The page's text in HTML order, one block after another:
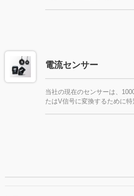
電流センサー
当社の現在のセンサーは、
たはV信号に変換するために